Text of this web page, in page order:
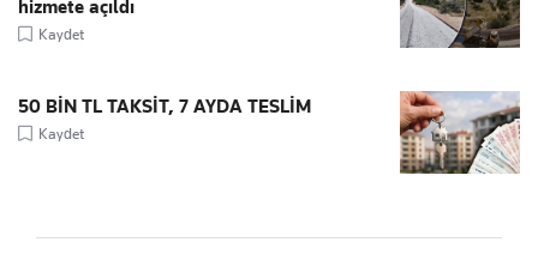
hizmete açıldı
Kaydet
50 BİN TL TAKSİT, 7 AYDA TESLİM
Kaydet